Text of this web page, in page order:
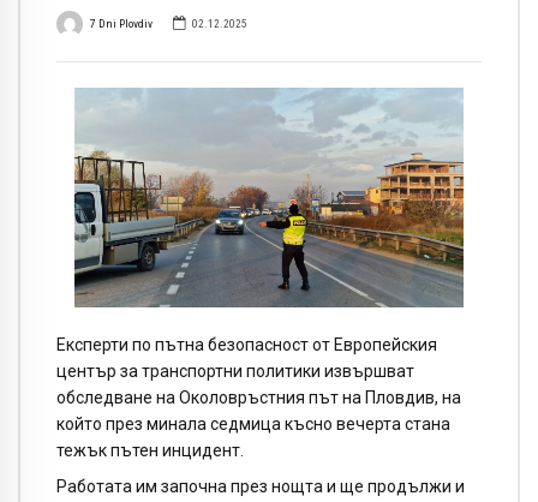
7 Dni Plovdiv 02.12.2025
Експерти по пътна безопасност от Европейския
център за транспортни политики извършват
обследване на Околовръстния път на Пловдив, на
който през минала седмица късно вечерта стана
тежък пътен инцидент.
Работата им започна през нощта и ще продължи и